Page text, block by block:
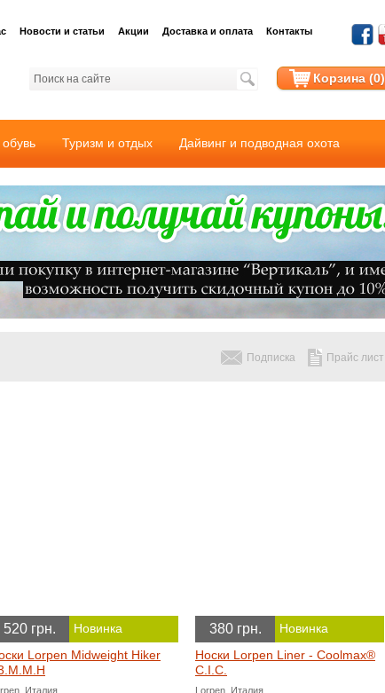
Корзина (0)
Новости и статьи Акции Доставка и оплата Контакты
Туризм и отдых Дайвинг и подводная охота
Подписка Прайс лист
520 грн. Новинка
Lorpen Midweight Hiker
Италия
380 грн. Новинка
Носки Lorpen Liner - Coolmax®
C.I.C.
Lorpen, Италия